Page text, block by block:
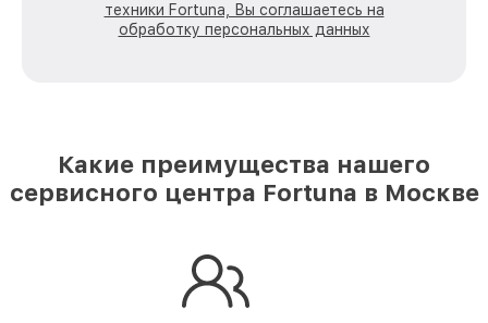
техники Fortuna, Вы соглашаетесь на
обработку персональных данных
Какие преимущества нашего
сервисного центра Fortuna в Москве